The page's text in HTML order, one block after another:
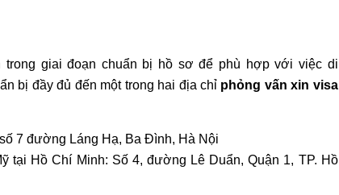
giai đoạn chuẩn bị hồ sơ để phù hợp với việc di
bị đầy đủ đến một trong hai địa chỉ phỏng vấn xin visa
7 đường Láng Hạ, Ba Đình, Hà Nội
tại Hồ Chí Minh: Số 4, đường Lê Duẩn, Quận 1, TP. Hồ